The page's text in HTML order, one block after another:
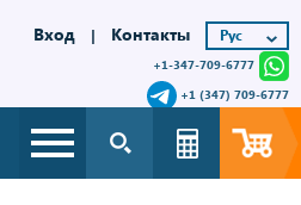
Вход | Контакты
+1-347-709-6777
+1 (347) 709-6777